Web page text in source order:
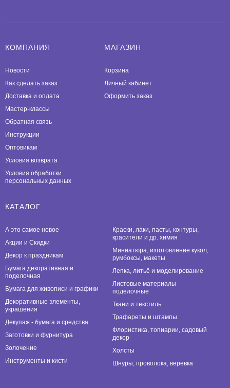
КОМПАНИЯ
Новости
Как сделать заказ
Доставка и оплата
Мастер-классы
Обратная связь
Инструкции
Оптовикам
Условия возврата
Условия обработки
персональных данных
МАГАЗИН
Корзина
Личный кабинет
Оформить заказ
КАТАЛОГ
А это самое новое
Акции и Скидки
Декор к праздникам
Бумага декоративная и
поделочная
Бумага для живописи и графики
Декоративные элементы,
украшения
Декупаж - бумага и средства
Заготовки и фурнитура
Золочение
Инструменты и кисти
Краски, лаки, пасты, контуры,
красители и др. химия
Миниатюра, изготовление кукол,
румбоксы, макеты
Лепка, литьё и моделирование
Листовые материалы
поделочные
Ткани и текстиль
Трафареты и штампы
Флористика, топиарии, садовый
декор
Холсты
Шнуры, проволока, веревка